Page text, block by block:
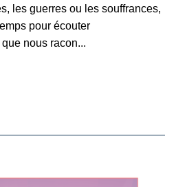
les guerres ou les souffrances,
pour écouter
que nous racon...